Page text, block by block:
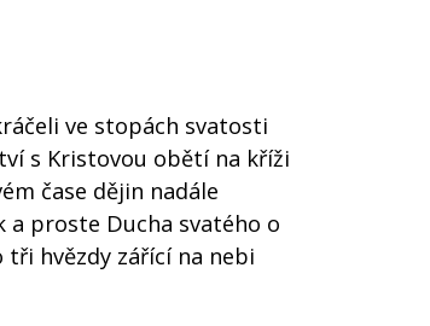
ve stopách svatosti
s Kristovou obětí na kříži
čase dějin nadále
a proste Ducha svatého o
hvězdy zářící na nebi